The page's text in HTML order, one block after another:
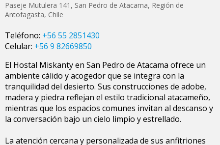
Paseje Mutulera 141 , San Pedro de Atacama, Región de
Antofagasta, Chile
Teléfono: +56 55 2851430
Celular: +56 9 82669850
El Hostal Miskanty en San Pedro de Atacama ofrece un
ambiente cálido y acogedor que se integra con la
tranquilidad del desierto. Sus construcciones de adobe,
madera y piedra reflejan el estilo tradicional atacameño,
mientras que los espacios comunes invitan al descanso y
la conversación bajo un cielo limpio y estrellado.
La atención cercana y personalizada de sus anfitriones